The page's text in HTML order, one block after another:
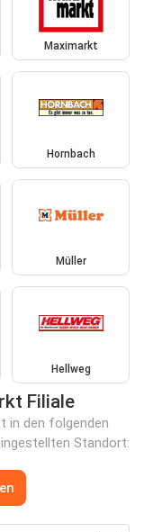
Maximarkt
Hornbach
Müller
Hellweg
Filiale
in den folgenden
Standort: